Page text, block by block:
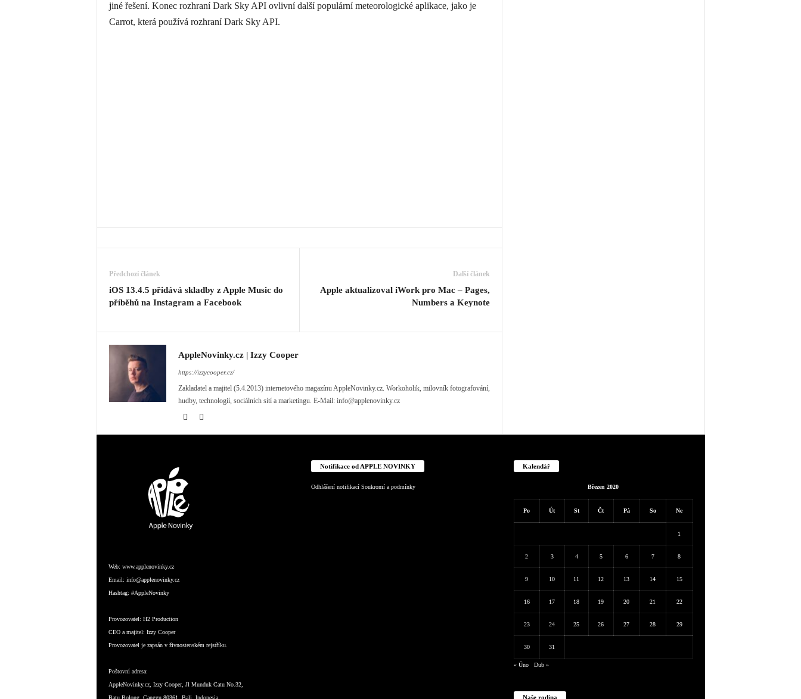
jiné řešení. Konec rozhraní Dark Sky API ovlivní další populární meteorologické aplikace, jako je
Carrot, která používá rozhraní Dark Sky API.
Předchozí článek
iOS 13.4.5 přidává skladby z Apple Music do
příběhů na Instagram a Facebook
Další článek
Apple aktualizoval iWork pro Mac – Pages,
Numbers a Keynote
AppleNovinky.cz | Izzy Cooper
https://izzycooper.cz/
Zakladatel a majitel (5.4.2013) internetového magazínu AppleNovinky.cz. Workoholik, milovník fotografování,
hudby, technologií, sociálních sítí a marketingu. E-Mail: info@applenovinky.cz
Web: www.applenovinky.cz
Email: info@applenovinky.cz
Hashtag: #AppleNovinky
Provozovatel: H2 Production
CEO a majitel: Izzy Cooper
Provozovatel je zapsán v živnostenském rejstříku.
Poštovní adresa:
AppleNovinky.cz, Izzy Cooper, Jl Munduk Catu No.32,
Batu Bolong, Canggu 80361, Bali, Indonesia
Notifikace od APPLE NOVINKY
Odhlášení notifikací Soukromí a podmínky
Kalendář
Březen 2020
Po Út St Čt Pá So Ne
1
2 3 4 5 6 7 8
9 10 11 12 13 14 15
16 17 18 19 20 21 22
23 24 25 26 27 28 29
30 31
« Úno Dub »
Naše rodina